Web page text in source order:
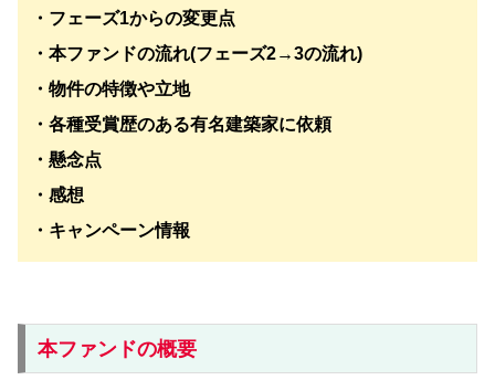
・フェーズ1からの変更点
・本ファンドの流れ(フェーズ2→3の流れ)
・物件の特徴や立地
・各種受賞歴のある有名建築家に依頼
・懸念点
・感想
・キャンペーン情報
本ファンドの概要